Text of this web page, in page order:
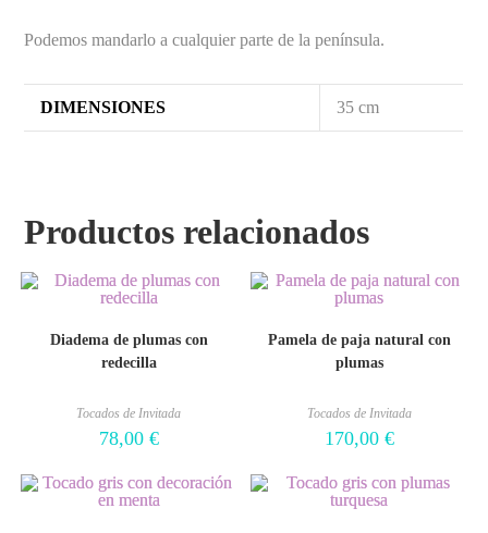
Podemos mandarlo a cualquier parte de la península.
DIMENSIONES 35 cm
Productos relacionados
Diadema de plumas con
redecilla
Tocados de Invitada
78,00 €
Pamela de paja natural con
plumas
Tocados de Invitada
170,00 €